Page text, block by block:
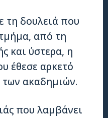
τη δουλειά που
από τη
και ύστερα, η
έθεσε αρκετό
ακαδημιών.
που λαμβάνει